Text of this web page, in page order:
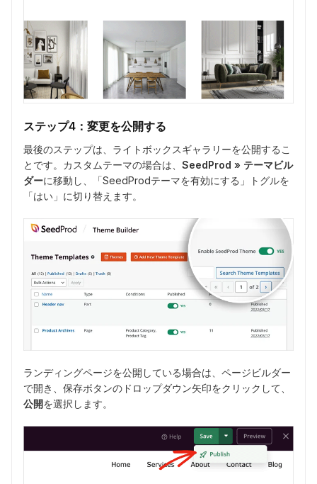
ステップ4：変更を公開する
最後のステップは、ライトボックスギャラリーを公開するこ
とです。カスタムテーマの場合は、 SeedProd » テーマビル
ダーに移動し、「SeedProdテーマを有効にする」トグルを
「はい」に切り替えます。
ランディングページを公開している場合は、ページビルダー
で開き、保存ボタンのドロップダウン矢印をクリックして、
公開を選択します。